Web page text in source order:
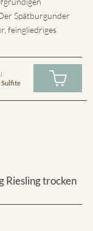
Spätburgunder
feingliedriges
Sulfite
Riesling trocken